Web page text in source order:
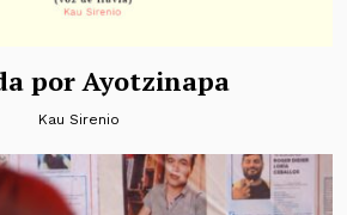
por Ayotzinapa
Kau Sirenio